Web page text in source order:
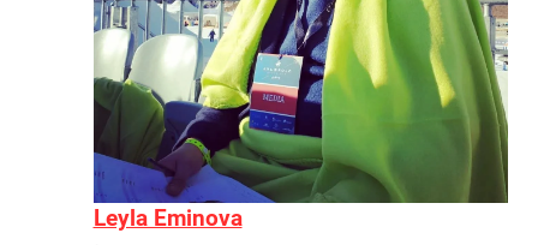
Leyla Eminova